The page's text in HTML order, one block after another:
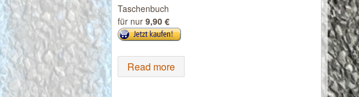
Taschenbuch
für nur9,90 €
Read more